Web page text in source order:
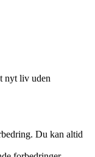
nyt liv uden
Du kan altid